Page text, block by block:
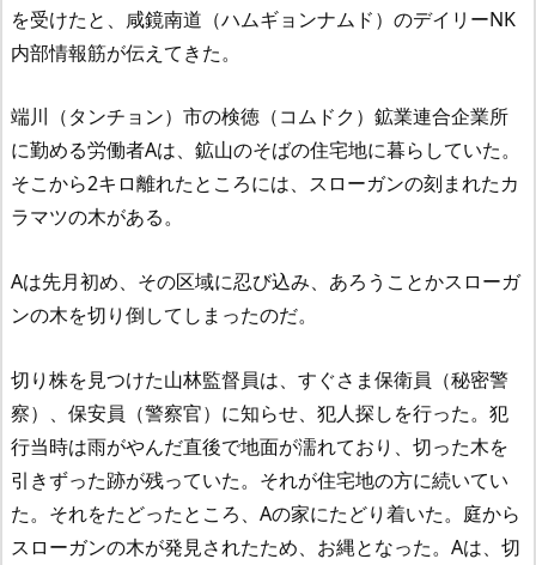
を受けたと、咸鏡南道（ハムギョンナムド）のデイリーNK
内部情報筋が伝えてきた。
端川（タンチョン）市の検徳（コムドク）鉱業連合企業所
に勤める労働者Aは、鉱山のそばの住宅地に暮らしていた。
そこから2キロ離れたところには、スローガンの刻まれたカ
ラマツの木がある。
Aは先月初め、その区域に忍び込み、あろうことかスローガ
ンの木を切り倒してしまったのだ。
切り株を見つけた山林監督員は、すぐさま保衛員（秘密警
察）、保安員（警察官）に知らせ、犯人探しを行った。犯
行当時は雨がやんだ直後で地面が濡れており、切った木を
引きずった跡が残っていた。それが住宅地の方に続いてい
た。それをたどったところ、Aの家にたどり着いた。庭から
スローガンの木が発見されたため、お縄となった。Aは、切